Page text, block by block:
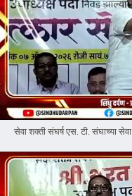
सेवा शक्ती संघर्ष एस. टी. संघाच्या